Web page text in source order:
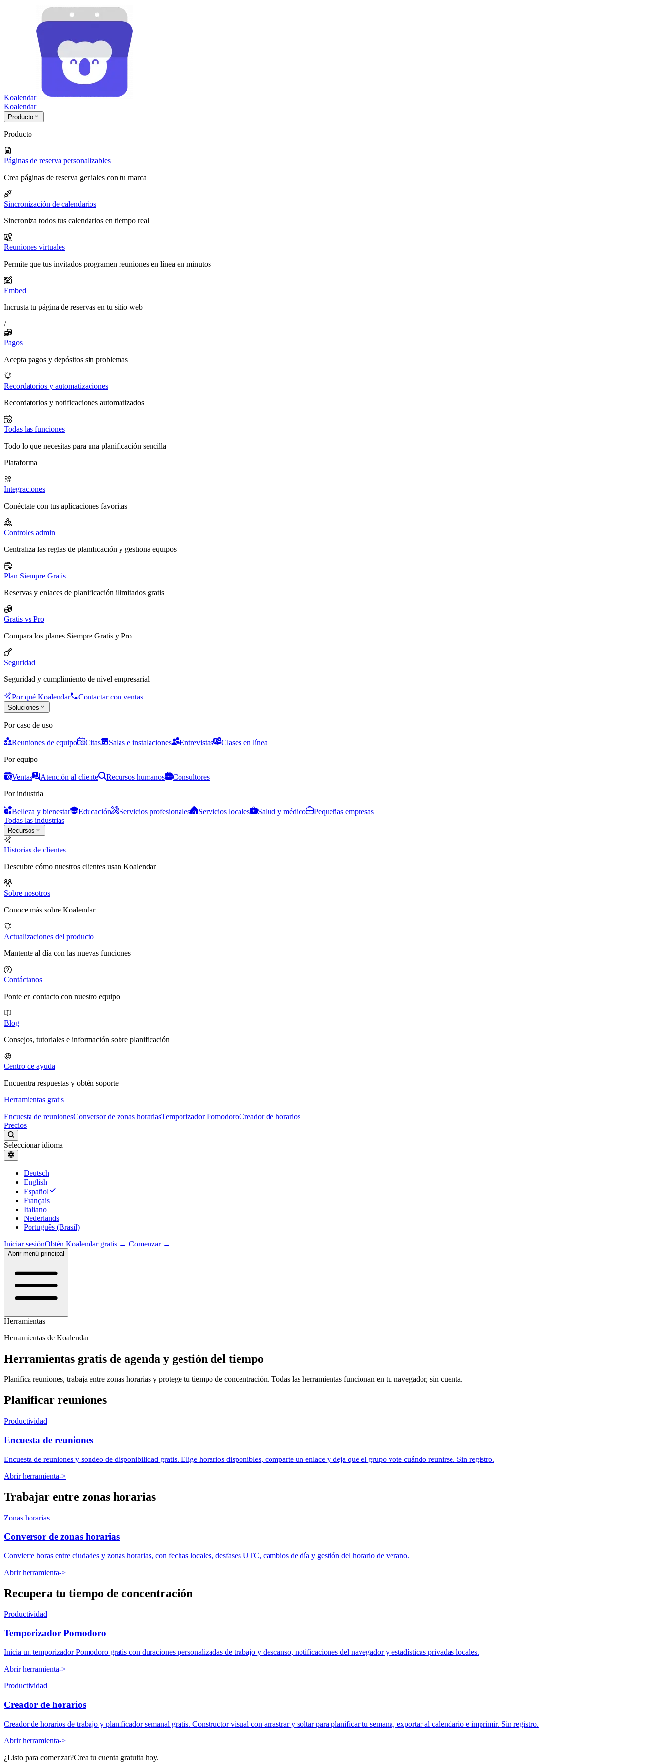
Koalendar
Koalendar
Producto
Producto
Páginas de reserva personalizables
Crea páginas de reserva geniales con tu marca
Sincronización de calendarios
Sincroniza todos tus calendarios en tiempo real
Reuniones virtuales
Permite que tus invitados programen reuniones en línea en minutos
Embed
Incrusta tu página de reservas en tu sitio web
/
Pagos
Acepta pagos y depósitos sin problemas
Recordatorios y automatizaciones
Recordatorios y notificaciones automatizados
Todas las funciones
Todo lo que necesitas para una planificación sencilla
Plataforma
Integraciones
Conéctate con tus aplicaciones favoritas
Controles admin
Centraliza las reglas de planificación y gestiona equipos
Plan Siempre Gratis
Reservas y enlaces de planificación ilimitados gratis
Gratis vs Pro
Compara los planes Siempre Gratis y Pro
Seguridad
Seguridad y cumplimiento de nivel empresarial
Por qué Koalendar Contactar con ventas
Soluciones
Por caso de uso
Reuniones de equipo Citas Salas e instalaciones Entrevistas
Clases en línea
Por equipo
Ventas Atención al cliente Recursos humanos
Consultores
Por industria
Belleza y bienestar Educación Servicios profesionales Servicios locales Salud y médico
Pequeñas empresas
Todas las industrias
Recursos
Historias de clientes
Descubre cómo nuestros clientes usan Koalendar
Sobre nosotros
Conoce más sobre Koalendar
Actualizaciones del producto
Mantente al día con las nuevas funciones
Contáctanos
Ponte en contacto con nuestro equipo
Blog
Consejos, tutoriales e información sobre planificación
Centro de ayuda
Encuentra respuestas y obtén soporte
Herramientas gratis
Encuesta de reunionesConversor de zonas horariasTemporizador PomodoroCreador de horarios
Precios
Seleccionar idioma
Deutsch
English
Español
Français
Italiano
Nederlands
Português (Brasil)
Iniciar sesiónObtén Koalendar gratis → Comenzar →
Abrir menú principal
Herramientas
Herramientas de Koalendar
Herramientas gratis de agenda y gestión del tiempo
Planifica reuniones, trabaja entre zonas horarias y protege tu tiempo de concentración. Todas las herramientas funcionan en tu navegador, sin cuenta.
Planificar reuniones
Productividad
Encuesta de reuniones
Encuesta de reuniones y sondeo de disponibilidad gratis. Elige horarios disponibles, comparte un enlace y deja que el grupo vote cuándo reunirse. Sin registro.
Abrir herramienta->
Trabajar entre zonas horarias
Zonas horarias
Conversor de zonas horarias
Convierte horas entre ciudades y zonas horarias, con fechas locales, desfases UTC, cambios de día y gestión del horario de verano.
Abrir herramienta->
Recupera tu tiempo de concentración
Productividad
Temporizador Pomodoro
Inicia un temporizador Pomodoro gratis con duraciones personalizadas de trabajo y descanso, notificaciones del navegador y estadísticas privadas locales.
Abrir herramienta->
Productividad
Creador de horarios
Creador de horarios de trabajo y planificador semanal gratis. Constructor visual con arrastrar y soltar para planificar tu semana, exportar al calendario e imprimir. Sin registro.
Abrir herramienta->
¿Listo para comenzar?Crea tu cuenta gratuita hoy.